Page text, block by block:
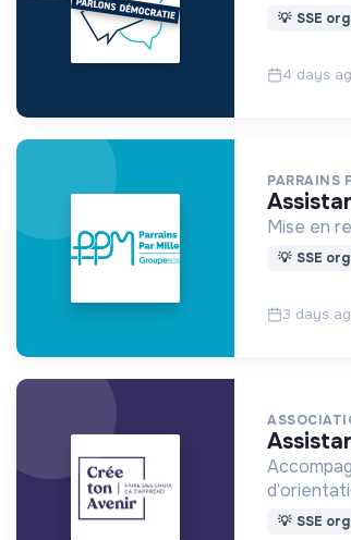
💡 SSE
4 days
PARRAINS
Mise en
💡 SSE
3 days
💡 SSE